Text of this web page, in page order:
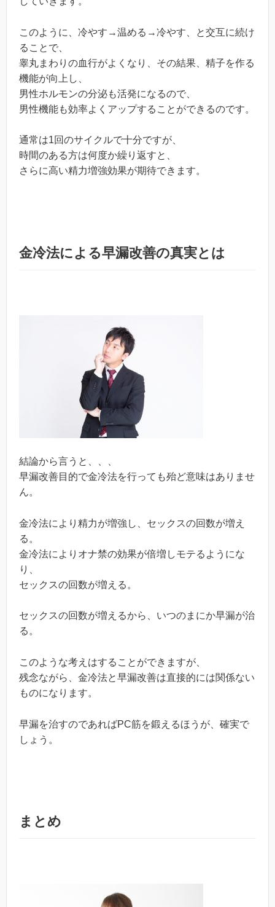
このように、冷やす→温める→冷やす、と交互に続け
ることで、
睾丸まわりの血行がよくなり、その結果、精子を作る
機能が向上し、
男性ホルモンの分泌も活発になるので、
男性機能も効率よくアップすることができるのです。
通常は1回のサイクルで十分ですが、
時間のある方は何度か繰り返すと、
さらに高い精力増強効果が期待できます。
金冷法による早漏改善の真実とは
結論から言うと、、、
早漏改善目的で金冷法を行っても殆ど意味はありませ
ん。
金冷法により精力が増強し、セックスの回数が増え
る。
金冷法によりオナ禁の効果が倍増しモテるようにな
り、
セックスの回数が増える。
セックスの回数が増えるから、いつのまにか早漏が治
る。
このような考えはすることができますが、
残念ながら、金冷法と早漏改善は直接的には関係ない
ものになります。
早漏を治すのであればPC筋を鍛えるほうが、確実で
しょう。
まとめ